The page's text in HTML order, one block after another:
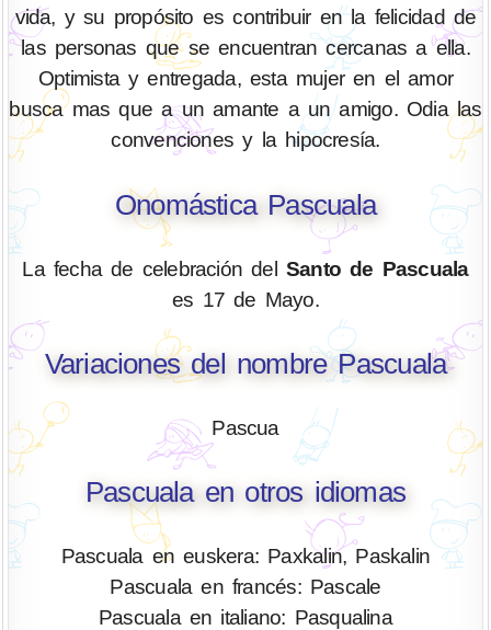
vida, y su propósito es contribuir en la felicidad de
las personas que se encuentran cercanas a ella.
Optimista y entregada, esta mujer en el amor
busca mas que a un amante a un amigo. Odia las
convenciones y la hipocresía.
Onomástica Pascuala
La fecha de celebración delSanto de Pascuala
es 17 de Mayo.
Variaciones del nombre Pascuala
Pascua
Pascuala en otros idiomas
Pascuala en euskera: Paxkalin, Paskalin
Pascuala en francés: Pascale
Pascuala en italiano: Pasqualina